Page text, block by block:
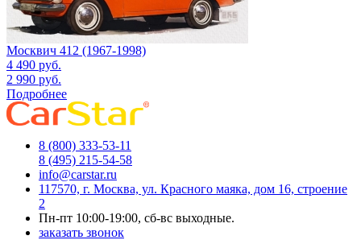
Москвич 412 (1967-1998)
4 490 руб.
2 990 руб.
Подробнее
8 (800) 333-53-11
8 (495) 215-54-58
info@carstar.ru
117570, г. Москва, ул. Красного маяка, дом 16, строение
2
Пн-пт 10:00-19:00, сб-вс выходные.
заказать звонок